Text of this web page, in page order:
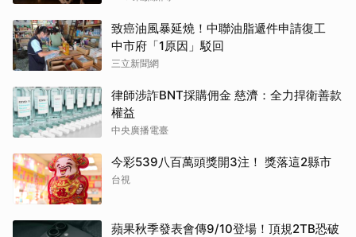
致癌油風暴延燒！中聯油脂遞件申請復工
中市府「1原因」駁回
三立新聞網
律師涉詐BNT採購佣金 慈濟：全力捍衛善款
權益
中央廣播電臺
今彩539八百萬頭獎開3注！ 獎落這2縣市
台視
蘋果秋季發表會傳9/10登場！頂規2TB恐破